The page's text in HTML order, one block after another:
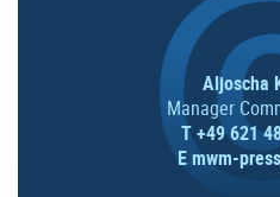
Aljoscha
Manager
T +49 621
Emwm-